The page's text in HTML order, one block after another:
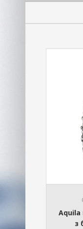
Aquila
з